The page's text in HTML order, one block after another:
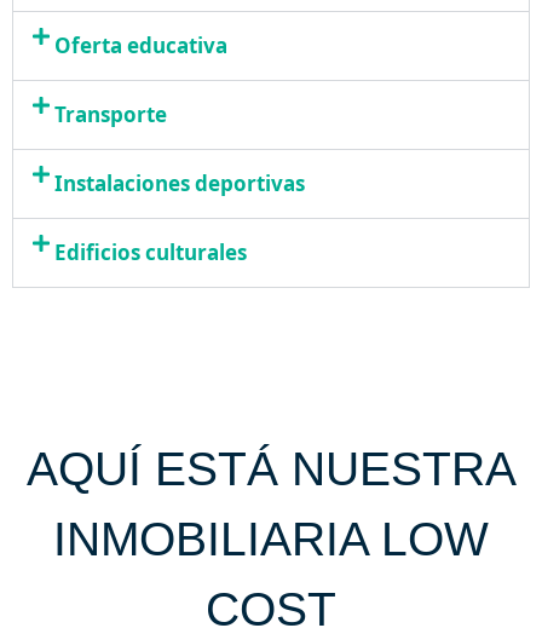
Oferta educativa
Transporte
Instalaciones deportivas
Edificios culturales
AQUÍ ESTÁ NUESTRA
INMOBILIARIA LOW
COST